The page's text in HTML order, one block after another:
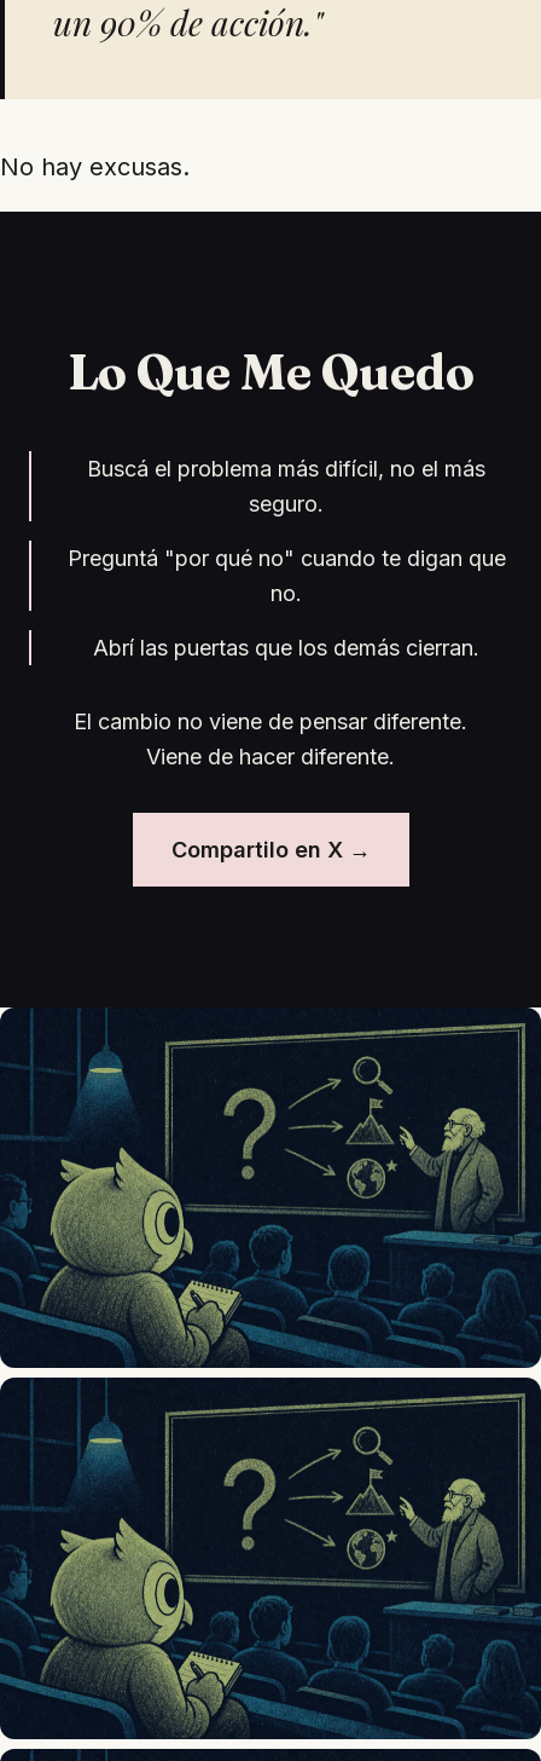
un 90% de acción."
No hay excusas.
Lo Que Me Quedo
Buscá el problema más difícil, no el más
seguro.
Preguntá "por qué no" cuando te digan que
no.
Abrí las puertas que los demás cierran.
El cambio no viene de pensar diferente.
Viene de hacer diferente.
Compartilo en X →